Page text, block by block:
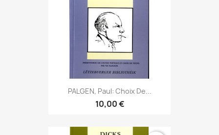
PALGEN, Paul: Choix De...
10,00 €